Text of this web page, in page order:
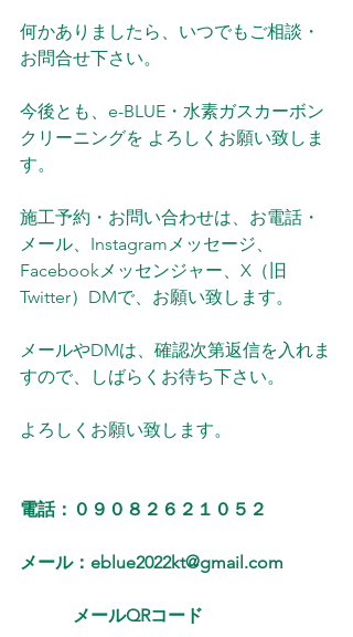
何かありましたら、いつでもご相談・
お問合せ下さい。
今後とも、e-BLUE・水素ガスカーボン
クリーニングを よろしくお願い致しま
す。
施工予約・お問い合わせは、お電話・
メール、Instagramメッセージ、
Facebookメッセンジャー、X（旧
Twitter）DMで、お願い致します。
メールやDMは、確認次第返信を入れま
すので、しばらくお待ち下さい。
よろしくお願い致します。
電話：０９０８２６２１０５２
メール：eblue2022kt@gmail.com
メールQRコード